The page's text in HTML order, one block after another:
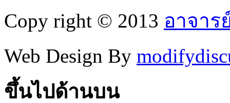
Copy right © 2013 อาจาร
Web Design By
ขึ้นไปด้านบน